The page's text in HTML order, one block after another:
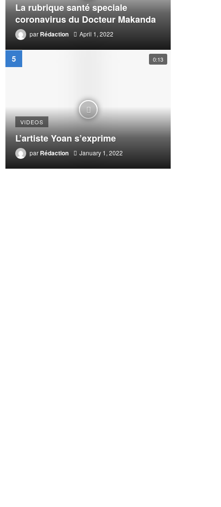
La rubrique santé speciale
coronavirus du Docteur Makanda
par Rédaction April 1, 2022
0:13
VIDEOS
L’artiste Yoan s’exprime
par Rédaction January 1, 2022